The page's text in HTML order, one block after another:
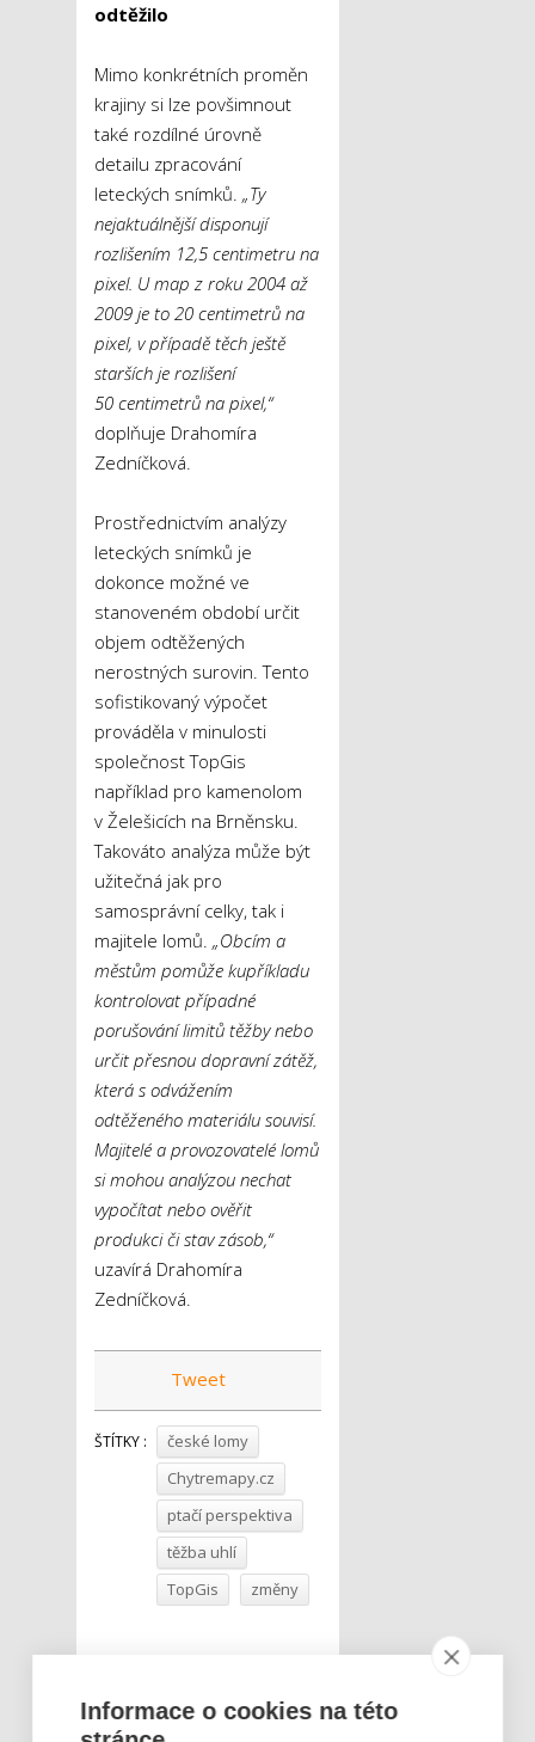
odtěžilo
Mimo konkrétních proměn
krajiny si lze povšimnout
také rozdílné úrovně
detailu zpracování
leteckých snímků. „Ty
nejaktuálnější disponují
rozlišením 12,5 centimetru na
pixel. U map z roku 2004 až
2009 je to 20 centimetrů na
pixel, v případě těch ještě
starších je rozlišení
50 centimetrů na pixel,“
doplňuje Drahomíra
Zedníčková.
Prostřednictvím analýzy
leteckých snímků je
dokonce možné ve
stanoveném období určit
objem odtěžených
nerostných surovin. Tento
sofistikovaný výpočet
prováděla v minulosti
společnost TopGis
například pro kamenolom
v Želešicích na Brněnsku.
Takováto analýza může být
užitečná jak pro
samosprávní celky, tak i
majitele lomů. „Obcím a
městům pomůže kupříkladu
kontrolovat případné
porušování limitů těžby nebo
určit přesnou dopravní zátěž,
která s odvážením
odtěženého materiálu souvisí.
Majitelé a provozovatelé lomů
si mohou analýzou nechat
vypočítat nebo ověřit
produkci či stav zásob,“
uzavírá Drahomíra
Zedníčková.
Tweet
ŠTÍTKY :
české lomy
Chytremapy.cz
ptačí perspektiva
těžba uhlí
TopGis
změny
Informace o cookies na této